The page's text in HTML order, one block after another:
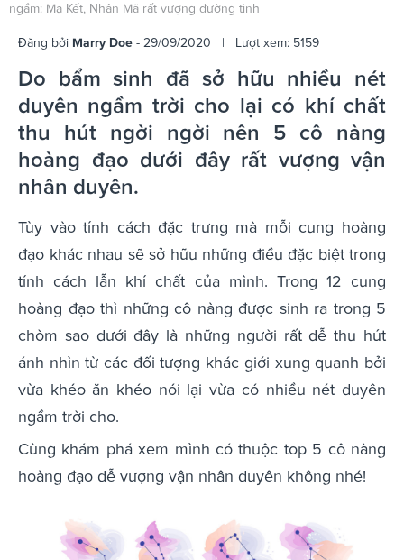
ngầm: Ma Kết, Nhân Mã rất vượng đường tình
Đăng bởi Marry Doe - 29/09/2020 | Lượt xem: 5159
Do bẩm sinh đã sở hữu nhiều nét
duyên ngầm trời cho lại có khí chất
thu hút ngời ngời nên 5 cô nàng
hoàng đạo dưới đây rất vượng vận
nhân duyên.
Tùy vào tính cách đặc trưng mà mỗi cung hoàng
đạo khác nhau sẽ sở hữu những điều đặc biệt trong
tính cách lẫn khí chất của mình. Trong 12 cung
hoàng đạo thì những cô nàng được sinh ra trong 5
chòm sao dưới đây là những người rất dễ thu hút
ánh nhìn từ các đối tượng khác giới xung quanh bởi
vừa khéo ăn khéo nói lại vừa có nhiều nét duyên
ngầm trời cho.
Cùng khám phá xem mình có thuộc top 5 cô nàng
hoàng đạo dễ vượng vận nhân duyên không nhé!